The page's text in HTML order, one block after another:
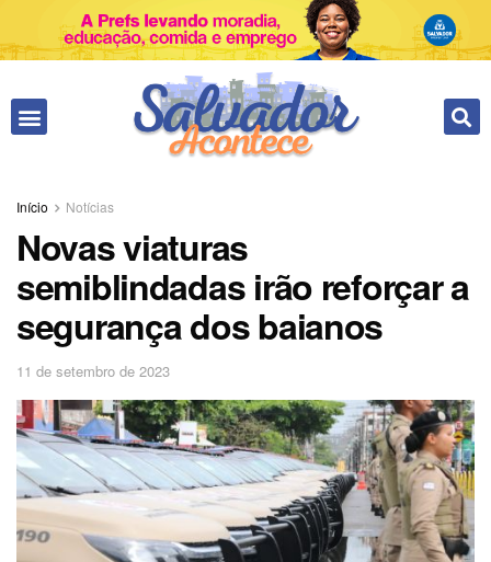
Início Notícias
Novas viaturas
semiblindadas irão reforçar a
segurança dos baianos
11 de setembro de 2023